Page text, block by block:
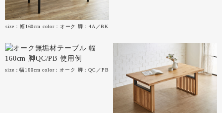
size：幅160cm color：オーク 脚：4A／BK
size：幅160cm color：オーク 脚：QC／PB